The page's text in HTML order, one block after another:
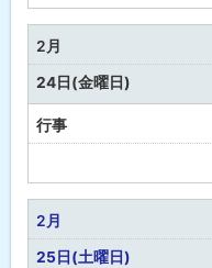
2月
24日(金曜日)
行事
定
な
し
2月
25日(土曜日)